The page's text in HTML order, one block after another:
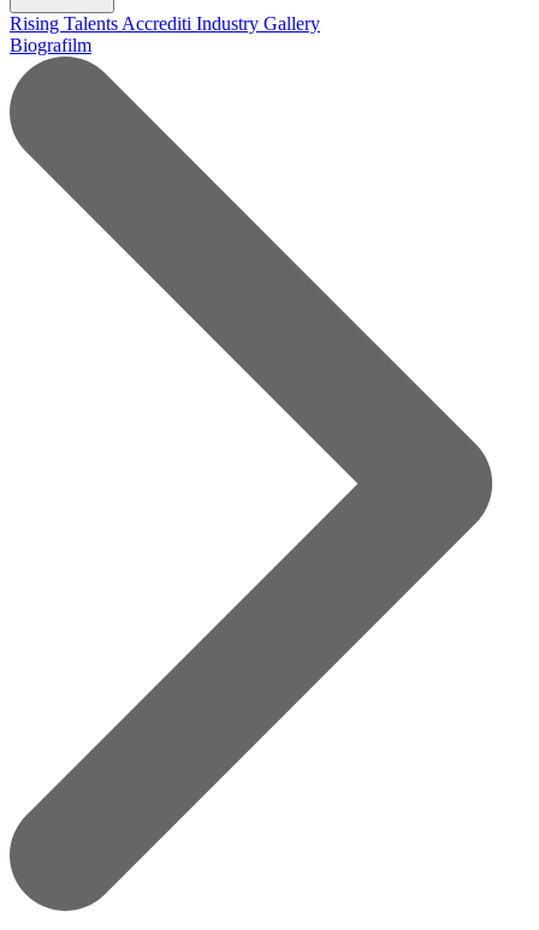
Rising Talents Accrediti Industry Gallery
Biografilm